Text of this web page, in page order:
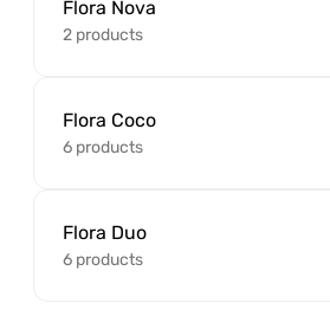
Flora Nova
2 products
Flora Coco
6 products
Flora Duo
6 products